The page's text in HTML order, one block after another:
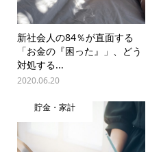
新社会人の84％が直面する
「お金の『困った』」、どう
対処する...
2020.06.20
貯金・家計